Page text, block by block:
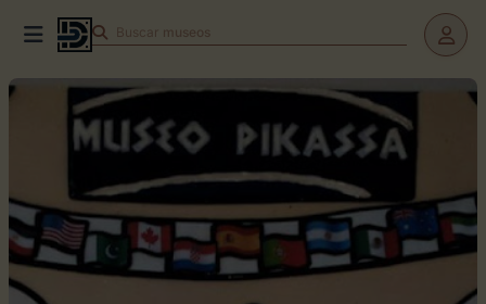
Buscar museos